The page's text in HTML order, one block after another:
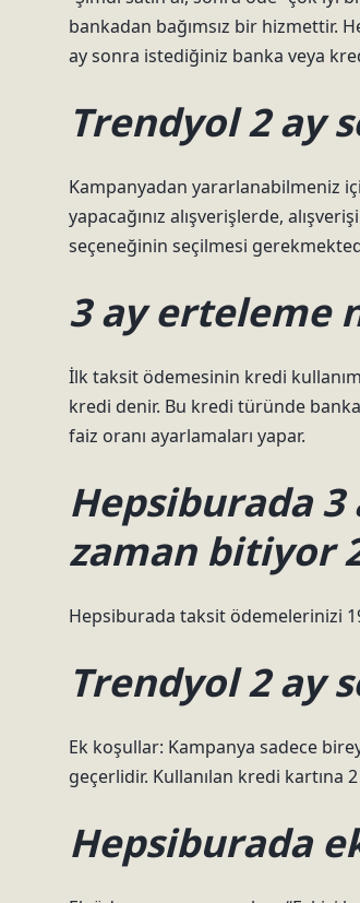
bankadan bağımsız bir hizmettir.
ay sonra istediğiniz banka veya
Trendyol 2 ay
Kampanyadan yararlanabilmeniz
yapacağınız alışverişlerde,
seçeneğinin seçilmesi
3 ay erteleme
İlk taksit ödemesinin kredi
kredi denir. Bu kredi türünde
faiz oranı ayarlamaları yapar.
Hepsiburada 3
zaman bitiyor
Hepsiburada taksit ödemelerinizi
Trendyol 2 ay
Ek koşullar: Kampanya sadece
geçerlidir. Kullanılan kredi kartına
Hepsiburada